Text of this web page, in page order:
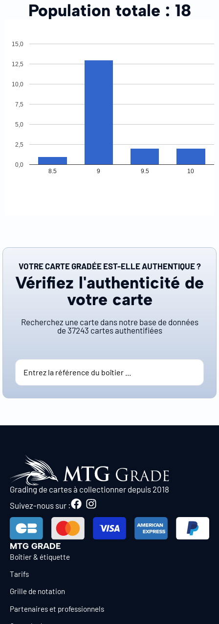
Population totale : 18
8.5 9 9.5 10
0,0
2,5
5,0
7,5
10,0
12,5
15,0
VOTRE CARTE GRADÉE EST-ELLE AUTHENTIQUE ?
Vérifiez l'authenticité de
votre carte
Recherchez une carte dans notre base de données
de 37243 cartes authentifiées
Grading de cartes à collectionner depuis 2018
Suivez-nous sur :
MTG GRADE
Boîtier & étiquette
Tarifs
Grille de notation
Partenaires et professionnels